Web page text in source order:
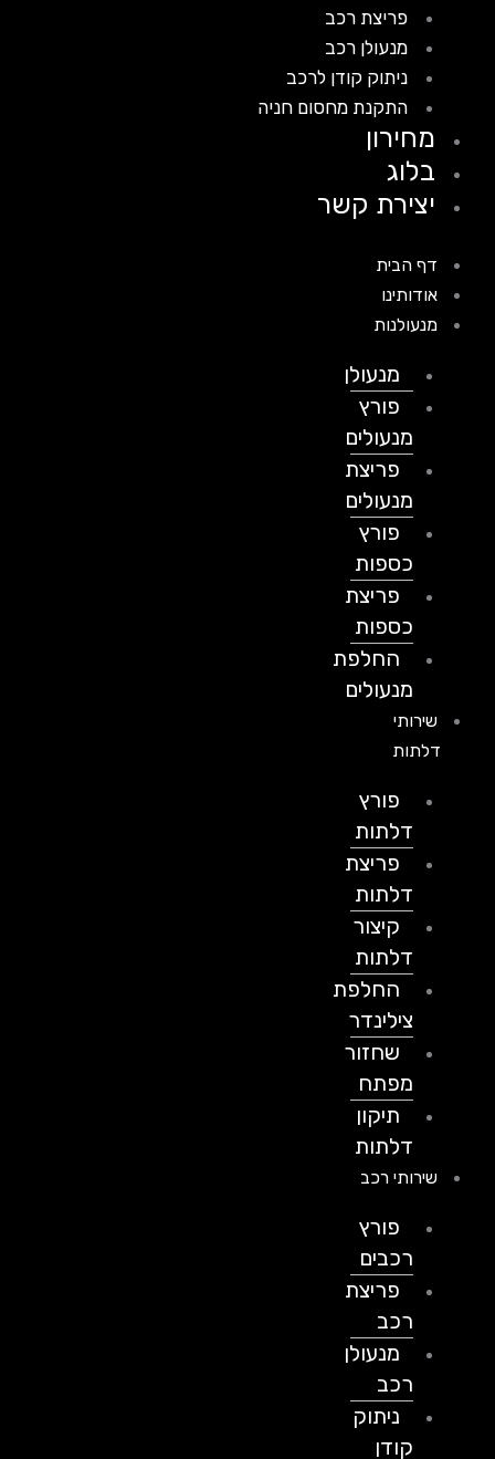
פריצת רכב
מנעולן רכב
ניתוק קודן לרכב
התקנת מחסום חניה
מחירון
בלוג
יצירת קשר
דף הבית
אודותינו
מנעולנות
מנעולן
פורץ
מנעולים
פריצת
מנעולים
פורץ
כספות
פריצת
כספות
החלפת
מנעולים
שירותי
דלתות
פורץ
דלתות
פריצת
דלתות
קיצור
דלתות
החלפת
צילינדר
שחזור
מפתח
תיקון
דלתות
שירותי רכב
פורץ
רכבים
פריצת
מנעולן
ניתוק